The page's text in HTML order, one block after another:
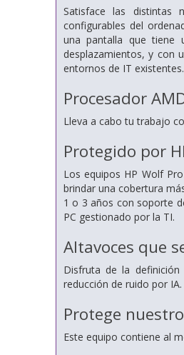
Satisface las distintas
configurables del
una pantalla que tiene
desplazamientos, y con
entornos de IT existentes.
Procesador
Lleva a cabo tu trabajo
Protegido por
Los equipos HP Wolf
brindar una cobertura
1 o 3 años con soporte
PC gestionado por la TI.
Altavoces que
Disfruta de la
reducción de ruido por IA.
Protege
Este equipo contiene al